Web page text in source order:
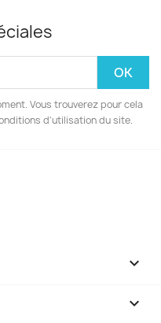
Vous trouverez pour cela
d'utilisation du site.

keyboard_arrow_down